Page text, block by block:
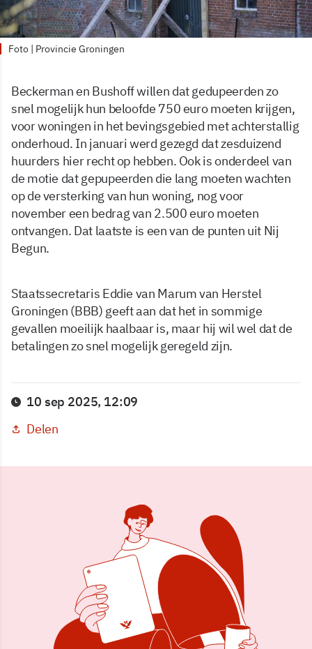
Foto | Provincie Groningen
Beckerman en Bushoff willen dat gedupeerden zo
snel mogelijk hun beloofde 750 euro moeten krijgen,
voor woningen in het bevingsgebied met achterstallig
onderhoud. In januari werd gezegd dat zesduizend
huurders hier recht op hebben. Ook is onderdeel van
de motie dat gepupeerden die lang moeten wachten
op de versterking van hun woning, nog voor
november een bedrag van 2.500 euro moeten
ontvangen. Dat laatste is een van de punten uit Nij
Begun.
Staatssecretaris Eddie van Marum van Herstel
Groningen (BBB) geeft aan dat het in sommige
gevallen moeilijk haalbaar is, maar hij wil wel dat de
betalingen zo snel mogelijk geregeld zijn.
10 sep 2025, 12:09
Delen